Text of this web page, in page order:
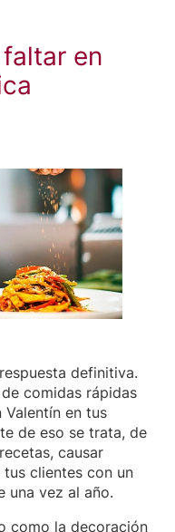
en
definitiva.
comidas rápidas
en tus
de eso se trata, de
causar
clientes con un
una vez al año.
como la decoración